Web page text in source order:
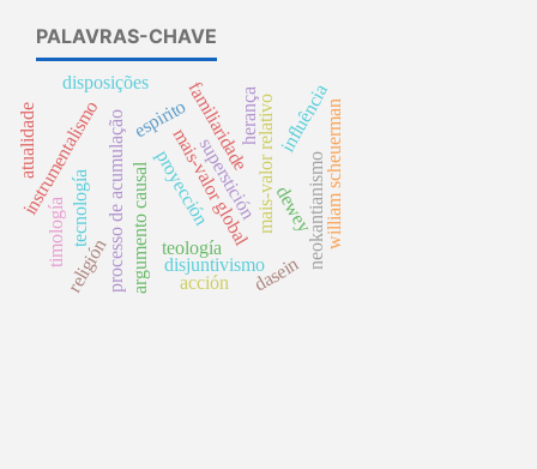
PALAVRAS-CHAVE
argumento causal superstición
proyección
processo de acumulação mais-valor globalmais-valor relativo
disjuntivismo
religión
tecnología
instrumentalismo dewey
teología
espirito influência
familiaridade william scheuerman
neokantianismo
dasein
herança
disposições
timología
acción
atualidade